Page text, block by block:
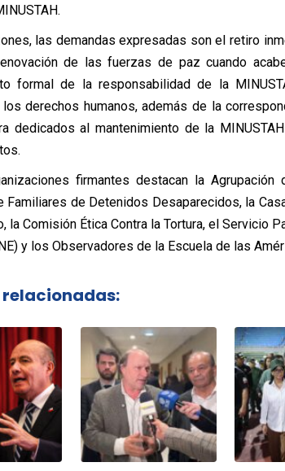
las demandas expresadas son el retiro
de las fuerzas de paz cuando
formal de la responsabilidad de la
derechos humanos, además de la
dedicados al mantenimiento de la
firmantes destacan la
Familiares de Detenidos Desaparecidos, la
la Comisión Ética Contra la Tortura, el Servicio
y los Observadores de la Escuela de las